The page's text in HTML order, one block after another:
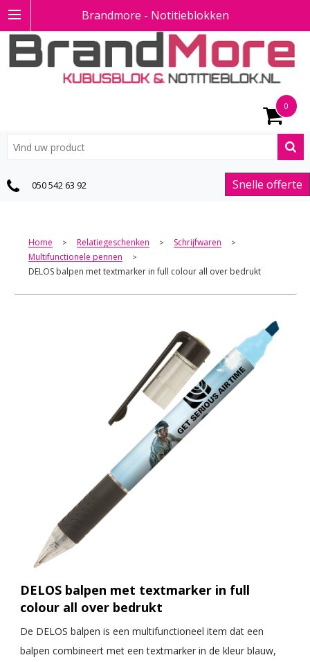
Brandmore - Notitieblokken
0
Snelle offerte
050 542 63 92
Home > Relatiegeschenken > Schrijfwaren >
Multifunctionele pennen >
DELOS balpen met textmarker in full colour all over bedrukt
DELOS balpen met textmarker in full
colour all over bedrukt
De DELOS balpen is een multifunctioneel item dat een
balpen combineert met een textmarker in de kleur blauw,